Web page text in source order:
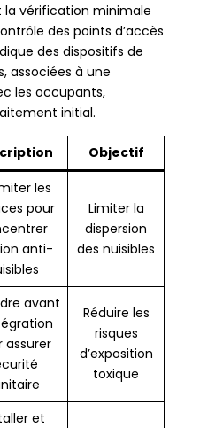
la vérification minimale
des points d’accès
des dispositifs de
associées à une
les occupants,
initial.
Objectif
les
pour
anti-
Limiter la
dispersion
des nuisibles
avant
assurer
Réduire les
risques
d’exposition
toxique
et